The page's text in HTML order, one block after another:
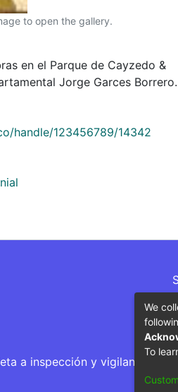
to open the gallery.
en el Parque de Cayzedo &
Jorge Garces Borrero.
handle/123456789/14342
a inspección y vigilancia por
We
To